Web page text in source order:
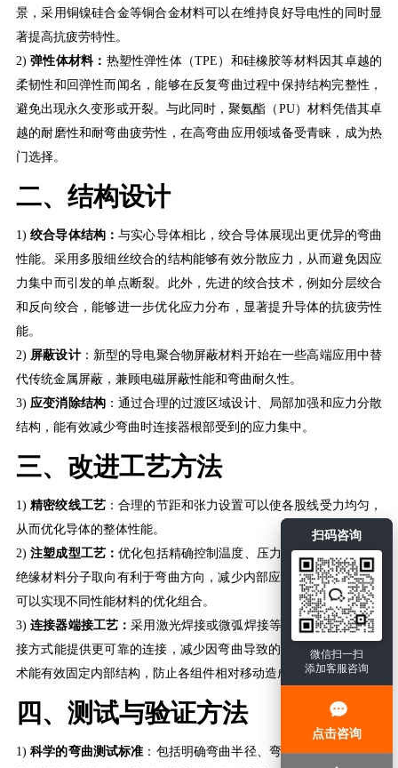
扫码咨询
微信扫一扫
添加客服咨询
点击咨询
景，采用铜镍硅合金等铜合金材料可以在维持良好导电性的同时显
著提高抗疲劳特性。
2)弹性体材料： 热塑性弹性体（TPE）和硅橡胶等材料因其卓越的
柔韧性和回弹性而闻名，能够在反复弯曲过程中保持结构完整性，
避免出现永久变形或开裂。与此同时，聚氨酯（PU）材料凭借其卓
越的耐磨性和耐弯曲疲劳性，在高弯曲应用领域备受青睐，成为热
门选择。
二、结构设计
1)绞合导体结构：与实心导体相比，绞合导体展现出更优异的弯曲
性能。采用多股细丝绞合的结构能够有效分散应力，从而避免因应
力集中而引发的单点断裂。此外，先进的绞合技术，例如分层绞合
和反向绞合，能够进一步优化应力分布，显著提升导体的抗疲劳性
能。
2) 屏蔽设计：新型的导电聚合物屏蔽材料开始在一些高端应用中替
代传统金属屏蔽，兼顾电磁屏蔽性能和弯曲耐久性。
3)应变消除结构：通过合理的过渡区域设计、局部加强和应力分散
结构，能有效减少弯曲时连接器根部受到的应力集中。
三、改进工艺方法
1)精密绞线工艺：合理的节距和张力设置可以使各股线受力均匀，
从而优化导体的整体性能。
2)注塑成型工艺：优化包括精确控制温度、压力和冷却速率，确保
绝缘材料分子取向有利于弯曲方向，减少内部应力。多层共挤技术
可以实现不同性能材料的优化组合。
3)连接器端接工艺：采用激光焊接或微弧焊接等先进技术比传统压
接方式能提供更可靠的连接，减少因弯曲导致的接触失效。灌封技
术能有效固定内部结构，防止各组件相对移动造成的磨损。
四、测试与验证方法
1)科学的弯曲测试标准 ：包括明确弯曲半径、弯曲角度、弯曲速度